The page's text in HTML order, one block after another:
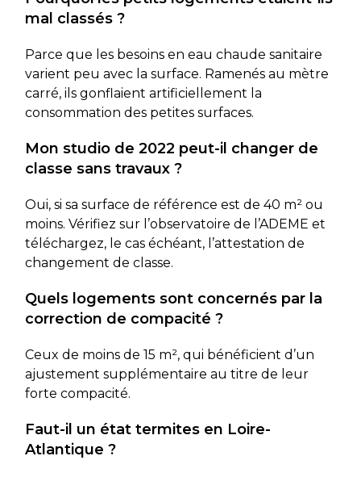
mal classés ?
Parce que les besoins en eau chaude sanitaire
varient peu avec la surface. Ramenés au mètre
carré, ils gonflaient artificiellement la
consommation des petites surfaces.
Mon studio de 2022 peut-il changer de
classe sans travaux ?
Oui, si sa surface de référence est de 40 m² ou
moins. Vérifiez sur l’observatoire de l’ADEME et
téléchargez, le cas échéant, l’attestation de
changement de classe.
Quels logements sont concernés par la
correction de compacité ?
Ceux de moins de 15 m², qui bénéficient d’un
ajustement supplémentaire au titre de leur
forte compacité.
Faut-il un état termites en Loire-
Atlantique ?